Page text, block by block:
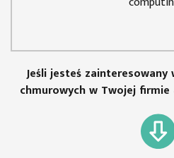
Jeśli jesteś zainteresowany
chmurowych w Twojej firmie